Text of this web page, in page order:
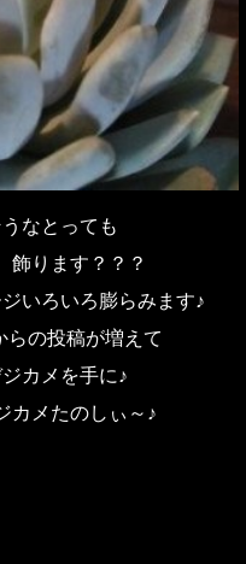
なとっても
飾ります？？？
いろいろ膨らみます♪
の投稿が増えて
カメを手に♪
カメたのしぃ～♪